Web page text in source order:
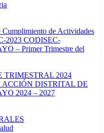
Cumplimiento de Actividades
2023 CODISEC-
– Primer Trimestre del
TRIMESTRAL 2024
ACCIÓN DISTRITAL DE
2024 – 2027